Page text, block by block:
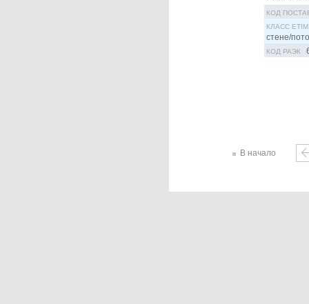
КОД
КЛАСС ETIM
стене/
КОД РАЭК
В начало